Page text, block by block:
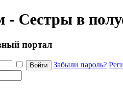
Сестры в
портал
Забыли пароль?